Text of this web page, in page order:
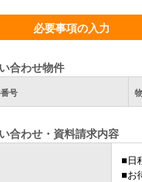
必要事項の入力
合わせ物件
号
合わせ・資料請求内容
■日
■お